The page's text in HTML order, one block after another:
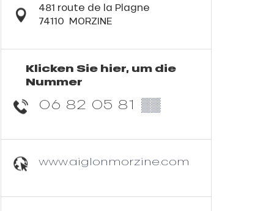
481 route de la Plagne
74110 MORZINE
Klicken Sie hier, um die
Nummer
06 82 05 81 ▒▒
www.aiglonmorzine.com